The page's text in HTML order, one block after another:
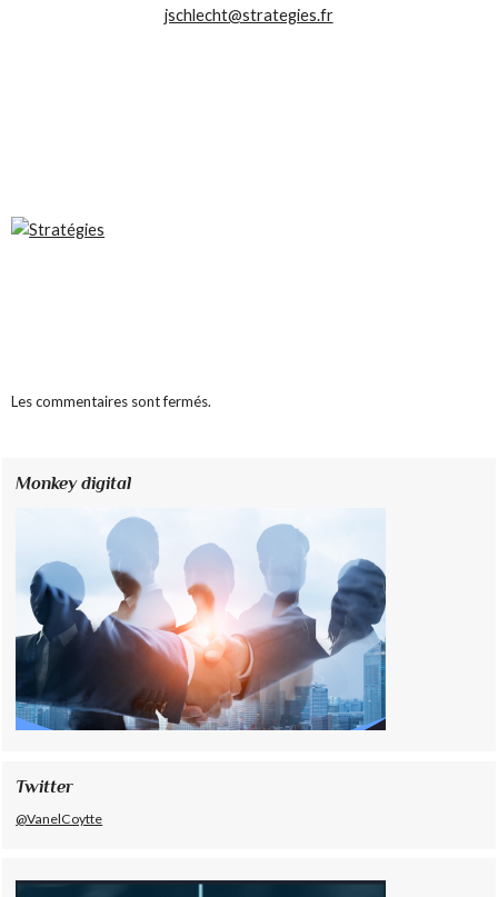
jschlecht@strategies.fr
Les commentaires sont fermés.
Monkey digital
Twitter
@VanelCoytte